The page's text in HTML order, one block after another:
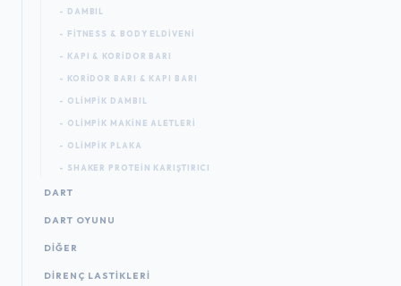
- DAMBIL
- FITNESS & BODY ELDIVENI
- KAPI & KORIDOR BARI
- KORIDOR BARI & KAPI BARI
- OLIMPIK DAMBIL
- OLIMPIK MAKINE ALETLERI
- OLIMPIK PLAKA
- SHAKER PROTEIN KARIŞTIRICI
DART
DART OYUNU
DIĞER
DIRENÇ LASTIKLERI